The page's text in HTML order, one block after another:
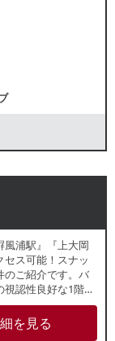
風浦駅』『上大岡
セス可能！スナッ
のご紹介です。バ
視認性良好な1階路
で飲食店が営業し
住民の集客が期待
内はカウンター7
を見る